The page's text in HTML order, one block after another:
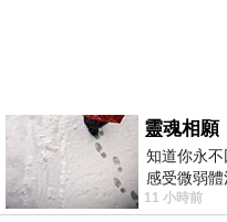
靈魂相願
知道你永
感受微弱
此刻忍淚說
11 小時前